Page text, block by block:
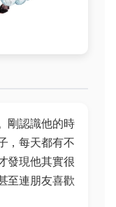
剛認識他的時
，每天都有不
發現他其實很
至連朋友喜歡